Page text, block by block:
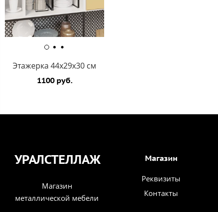
Этажерка 44х29х30 cм
1100 руб.
УРАЛСТЕЛЛАЖ
Магазин
металлической мебели
Магазин
Реквизиты
Контакты